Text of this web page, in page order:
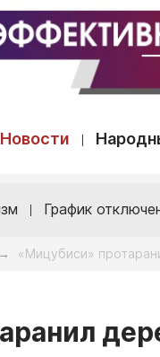
Новости
График
→ «Мицубиси»